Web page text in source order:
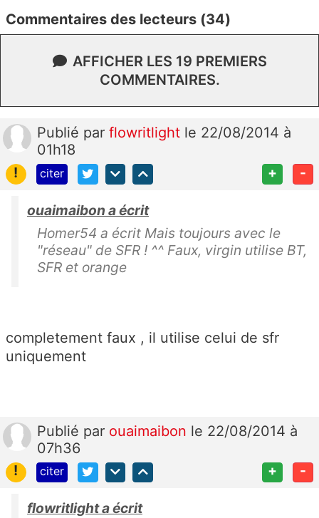
Commentaires des lecteurs (34)
AFFICHER LES 19 PREMIERS
COMMENTAIRES.
Publié par flowritlight le 22/08/2014 à
01h18
!
citer + -
ouaimaibon a écrit
Homer54 a écrit Mais toujours avec le
"réseau" de SFR ! ^^ Faux, virgin utilise BT,
SFR et orange
completement faux , il utilise celui de sfr
uniquement
Publié par ouaimaibon le 22/08/2014 à
07h36
!
citer + -
flowritlight a écrit